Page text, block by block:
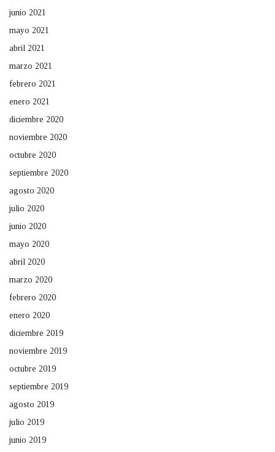
junio 2021
mayo 2021
abril 2021
marzo 2021
febrero 2021
enero 2021
diciembre 2020
noviembre 2020
octubre 2020
septiembre 2020
agosto 2020
julio 2020
junio 2020
mayo 2020
abril 2020
marzo 2020
febrero 2020
enero 2020
diciembre 2019
noviembre 2019
octubre 2019
septiembre 2019
agosto 2019
julio 2019
junio 2019